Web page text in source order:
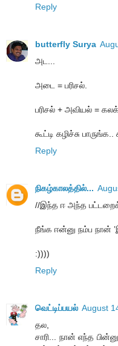
Reply
butterfly Surya
அட...
அடை = பரிசல்.
பரிசல் + அவியல் =
கூட்டி கழிச்சு
Reply
நிகழ்காலத்தில்...
//இந்த ஈ அந்த
நீங்க ஈன்னு நம்ப நான்
:))))
Reply
வெட்டிப்பயல் August
தல,
சாரி... நான் எந்த